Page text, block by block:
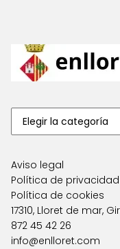
Aviso legal
Política de privacidad
Política de cookies
17310, Lloret de mar,
872 45 42 26
info@enlloret.com